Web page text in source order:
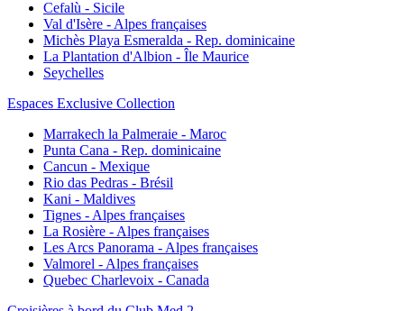
Cefalù - Sicile
Val d'Isère - Alpes françaises
Michès Playa Esmeralda - Rep. dominicaine
La Plantation d'Albion - Île Maurice
Seychelles
Espaces Exclusive Collection
Marrakech la Palmeraie - Maroc
Punta Cana - Rep. dominicaine
Cancun - Mexique
Rio das Pedras - Brésil
Kani - Maldives
Tignes - Alpes françaises
La Rosière - Alpes françaises
Les Arcs Panorama - Alpes françaises
Valmorel - Alpes françaises
Quebec Charlevoix - Canada